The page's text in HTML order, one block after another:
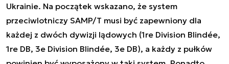
Ukrainie. Na początek wskazano, że system
przeciwlotniczy SAMP/T musi być zapewniony dla
każdej z dwóch dywizji lądowych (1re Division Blindée,
1re DB, 3e Division Blindée, 3e DB), a każdy z pułków